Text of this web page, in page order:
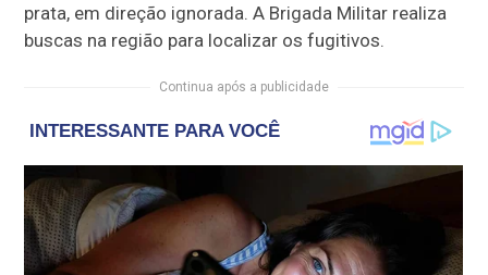
prata, em direção ignorada. A Brigada Militar realiza
buscas na região para localizar os fugitivos.
Continua após a publicidade